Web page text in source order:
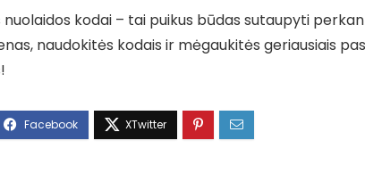
kodai – tai puikus būdas sutaupyti
naudokitės kodais ir mėgaukitės geriausiais